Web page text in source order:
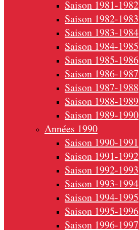
Saison 1981-1982
Saison 1982-1983
Saison 1983-1984
Saison 1984-1985
Saison 1985-1986
Saison 1986-1987
Saison 1987-1988
Saison 1988-1989
Saison 1989-1990
Années 1990
Saison 1990-1991
Saison 1991-1992
Saison 1992-1993
Saison 1993-1994
Saison 1994-1995
Saison 1995-1996
Saison 1996-1997